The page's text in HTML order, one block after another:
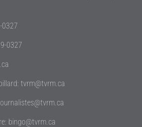
0327
0327
tvrm@tvrm.ca
bingo@tvrm.ca